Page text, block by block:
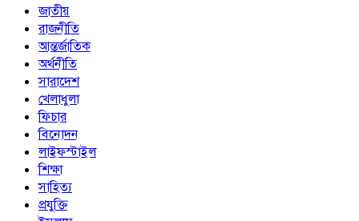
জাতীয়
রাজনীতি
আন্তর্জাতিক
অর্থনীতি
সারাদেশ
খেলাধুলা
ফিচার
বিনোদন
লাইফস্টাইল
শিক্ষা
সাহিত্য
প্রযুক্তি